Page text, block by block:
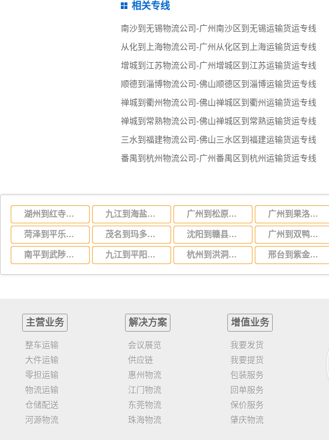
相关专线
南沙到无锡物流公司-广州南沙区到无锡运输货运专线
从化到上海物流公司-广州从化区到上海运输货运专线
增城到江苏物流公司-广州增城区到江苏运输货运专线
顺德到淄博物流公司-佛山顺德区到淄博运输货运专线
禅城到衢州物流公司-佛山禅城区到衢州运输货运专线
禅城到常熟物流公司-佛山禅城区到常熟运输货运专线
三水到福建物流公司-佛山三水区到福建运输货运专线
番禺到杭州物流公司-广州番禺区到杭州运输货运专线
湖州到红寺堡区物流公司-货运专线保价运输「运费多少」 九江到海盐物流公司-货运专线资质齐全「免费取件」 广州到松原物流专线，广州到松原运输公司 广州到果洛物流专线，广州到青海果洛货运公司
菏泽到平乐物流公司-货运专线专业可靠「丢损必赔」 茂名到玛多物流公司-货运专线全境闪送「时效稳定」 沈阳到赣县物流公司-货运专线直达运送「要多久时间」 广州到双鸭山物流专线，广州至双鸭山货运专线，直达运输
南平到武陟物流公司-货运专线快速直达「安全高效」 九江到平阳物流公司-货运专线资质齐全「急速响应」 杭州到洪洞物流公司-货运专线上门取货「快速准时」 邢台到紫金物流公司-货运专线要多久时间「费用多少」
主营业务
整车运输
大件运输
零担运输
物流运输
仓储配送
河源物流
解决方案
会议展览
供应链
惠州物流
江门物流
东莞物流
珠海物流
增值业务
我要发货
我要提货
包装服务
回单服务
保价服务
肇庆物流